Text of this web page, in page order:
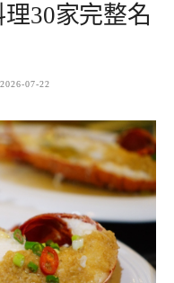
30家完整名
2026-07-22